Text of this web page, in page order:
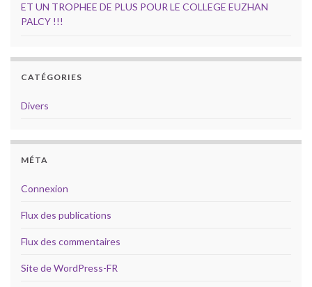
ET UN TROPHEE DE PLUS POUR LE COLLEGE EUZHAN
PALCY !!!
CATÉGORIES
Divers
MÉTA
Connexion
Flux des publications
Flux des commentaires
Site de WordPress-FR